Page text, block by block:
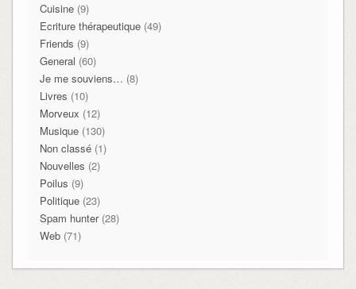
Cuisine(9)
Ecriture thérapeutique(49)
Friends (9)
General (60)
Je me souviens… (8)
Livres (10)
Morveux (12)
Musique(130)
Non classé(1)
Nouvelles (2)
Poilus (9)
Politique(23)
Spam hunter(28)
Web(71)